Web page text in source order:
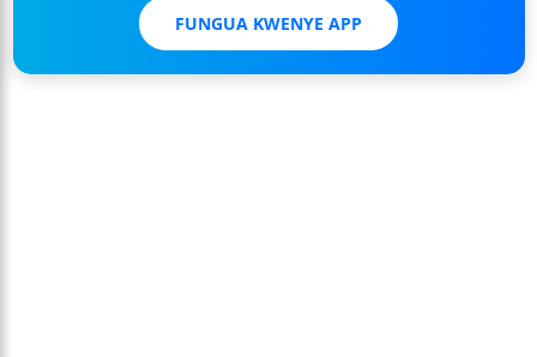
FUNGUA KWENYE APP